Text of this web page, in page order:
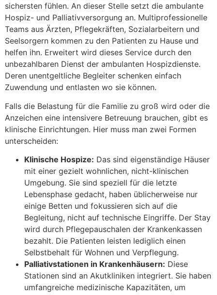
sichersten fühlen. An dieser Stelle setzt die ambulante
Hospiz- und Palliativversorgung an. Multiprofessionelle
Teams aus Ärzten, Pflegekräften, Sozialarbeitern und
Seelsorgern kommen zu den Patienten zu Hause und
helfen ihn. Erweitert wird dieses Service durch den
unbezahlbaren Dienst der ambulanten Hospizdienste.
Deren unentgeltliche Begleiter schenken einfach
Zuwendung und entlasten wo sie können.
Falls die Belastung für die Familie zu groß wird oder die
Anzeichen eine intensivere Betreuung brauchen, gibt es
klinische Einrichtungen. Hier muss man zwei Formen
unterscheiden:
Klinische Hospize: Das sind eigenständige Häuser
mit einer gezielt wohnlichen, nicht-klinischen
Umgebung. Sie sind speziell für die letzte
Lebensphase gedacht, haben üblicherweise nur
einige Betten und fokussieren sich auf die
Begleitung, nicht auf technische Eingriffe. Der Stay
wird durch Pflegepauschalen der Krankenkassen
bezahlt. Die Patienten leisten lediglich einen
Selbstbehalt für Wohnen und Verpflegung.
Palliativstationen in Krankenhäusern: Diese
Stationen sind an Akutkliniken integriert. Sie haben
umfangreiche medizinische Kapazitäten, um